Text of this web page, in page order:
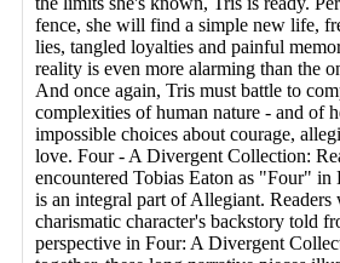
fence, she will find a simple new life,
lies, tangled loyalties and painful
reality is even more alarming than the
And once again, Tris must battle to
complexities of human nature - and of
impossible choices about courage,
love. Four - A Divergent Collection:
encountered Tobias Eaton as "Four"
is an integral part of Allegiant.
charismatic character's backstory told
perspective in Four: A Divergent